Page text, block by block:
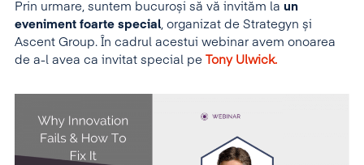
Prin urmare, suntem bucuroși să vă invităm la un
eveniment foarte special, organizat de Strategyn și
Ascent Group. În cadrul acestui webinar avem onoarea
de a-l avea ca invitat special pe
Tony Ulwick.